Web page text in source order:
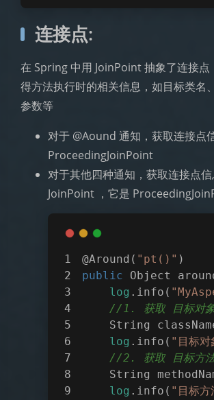
连接点:
在 Spring 中用 JoinPoint 抽象了连接点
得方法执行时的相关信息，如目标类名
参数等
对于 @Aound 通知，获取连接点
ProceedingJoinPoint
对于其他四种通知，获取连接点
JoinPoint ，它是
@Around( "pt()" )
public Object
log .info(
//1. 获取 目标对
String
log .info( "目标
//2. 获取 目标方
String
log .info( "目标